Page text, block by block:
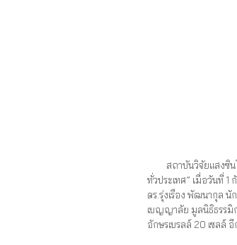
สถาบันวิจัยแสงซินโค
ทั่วประเทศ” เมื่อวันที่
ดร.รุ่งเรือง พัฒนากุล นั
เบญญาลัย มูลนิธิธรรมิ
อักษรเบรลล์ 20 เซลล์